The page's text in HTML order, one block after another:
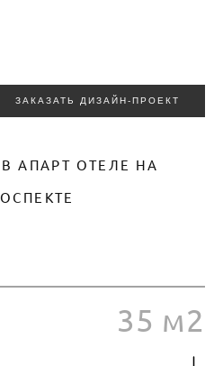
ЗАКАЗАТЬ ДИЗАЙН-ПРОЕКТ
АПАРТ ОТЕЛЕ НА
35 м2